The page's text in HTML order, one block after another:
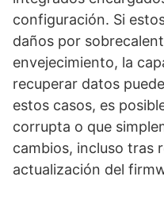
configuración. Si
daños por
envejecimiento, la
recuperar datos
estos casos, es
corrupta o que
cambios, incluso tras
actualización del